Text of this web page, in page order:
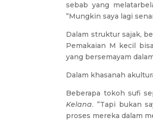
sebab yang
”Mungkin saya lagi
Dalam struktur sajak,
Pemakaian M kecil
yang bersemayam
Dalam khasanah
Beberapa tokoh sufi
Kelana. ”Tapi bukan
proses mereka dalam